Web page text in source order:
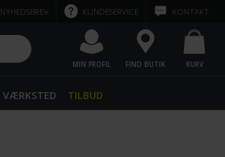
NYHEDSBREV KUNDESERVICE KONTAKT
MIN PROFIL FIND BUTIK KURV
VÆRKSTED TILBUD